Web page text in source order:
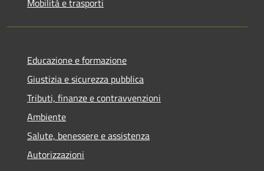
Educazione e formazione
Giustizia e sicurezza pubblica
Tributi, finanze e contravvenzioni
Ambiente
Salute, benessere e assistenza
Autorizzazioni